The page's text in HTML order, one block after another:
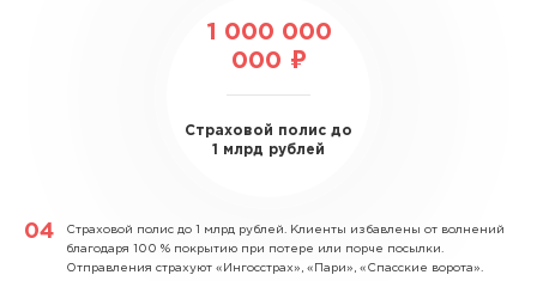
1 000 000
000 ₽
Страховой полис до
1 млрд рублей
Страховой полис до 1 млрд рублей. Клиенты избавлены от волнений
благодаря 100 % покрытию при потере или порче посылки.
Отправления страхуют «Ингосстрах», «Пари», «Спасские ворота».